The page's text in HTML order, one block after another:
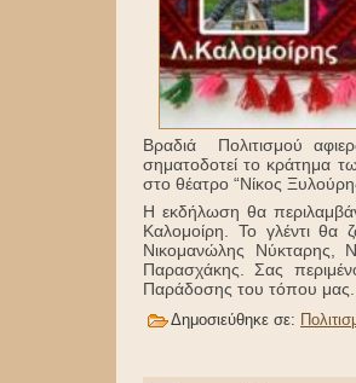
Βραδιά Πολιτισμού
σηματοδοτεί το κράτημα
στο θέατρο “Νίκος
Η εκδήλωση θα
Καλομοίρη. Το γλέντι θα
Νικομανώλης Νύκταρης,
Παρασχάκης. Σας
Παράδοσης του τόπου μας.
Δημοσιεύθηκε σε: